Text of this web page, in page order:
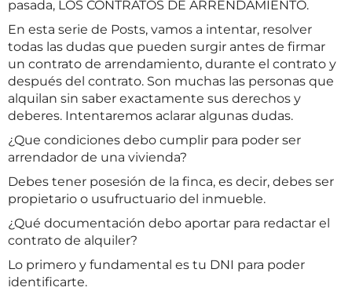
pasada, LOS CONTRATOS DE ARRENDAMIENTO.
En esta serie de Posts, vamos a intentar, resolver
todas las dudas que pueden surgir antes de firmar
un contrato de arrendamiento, durante el contrato y
después del contrato. Son muchas las personas que
alquilan sin saber exactamente sus derechos y
deberes. Intentaremos aclarar algunas dudas.
¿Que condiciones debo cumplir para poder ser
arrendador de una vivienda?
Debes tener posesión de la finca, es decir, debes ser
propietario o usufructuario del inmueble.
¿Qué documentación debo aportar para redactar el
contrato de alquiler?
Lo primero y fundamental es tu DNI para poder
identificarte.